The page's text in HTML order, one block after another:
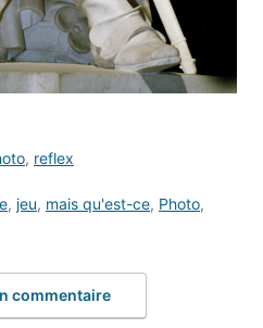
, reflex
, jeu, mais qu'est-ce, Photo,
commentaire